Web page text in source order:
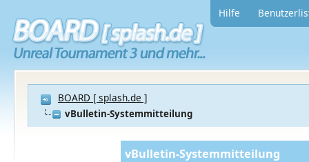
Hilfe
BOARD [ splash.de ]
vBulletin-Systemmitteilung
vBulletin-Systemmitteilung